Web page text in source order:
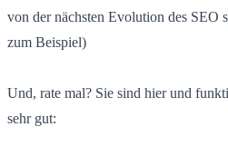
von der nächsten Evolution des SEO
zum Beispiel)
Und, rate mal? Sie sind hier und
sehr gut: